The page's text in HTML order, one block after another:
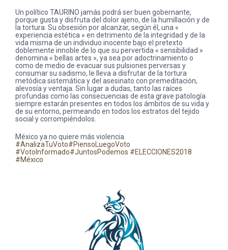
Un político TAURINO jamás podrá ser buen gobernante,
porque gusta y disfruta del dolor ajeno, de la humillación y de
la tortura. Su obsesión por alcanzar, según él, una «
experiencia estética » en detrimento de la integridad y de la
vida misma de un individuo inocente bajo el pretexto
doblemente innoble de lo que su pervertida « sensibilidad »
denomina « bellas artes », ya sea por adoctrinamiento o
como de medio de evacuar sus pulsiones perversas y
consumar su sadismo, le lleva a disfrutar de la tortura
metódica sistemática y del asesinato con premeditación,
alevosía y ventaja. Sin lugar a dudas, tanto las raíces
profundas como las consecuencias de esta grave patología
siempre estarán presentes en todos los ámbitos de su vida y
de su entorno, permeando en todos los estratos del tejido
social y corrompiéndolos.
México ya no quiere más violencia.
#AnalizaTuVoto#PiensoLuegoVoto
#VotoInformado#JuntosPodemos #ELECCIONES2018
#México